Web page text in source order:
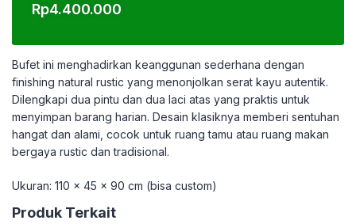
Rp4.400.000
Bufet ini menghadirkan keanggunan sederhana dengan
finishing natural rustic yang menonjolkan serat kayu autentik.
Dilengkapi dua pintu dan dua laci atas yang praktis untuk
menyimpan barang harian. Desain klasiknya memberi sentuhan
hangat dan alami, cocok untuk ruang tamu atau ruang makan
bergaya rustic dan tradisional.
Ukuran: 110 x 45 x 90 cm (bisa custom)
Produk Terkait